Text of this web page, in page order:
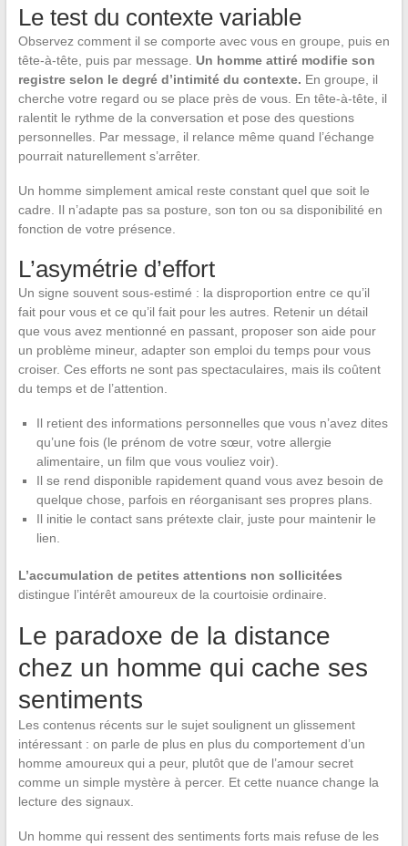
Le test du contexte variable
Observez comment il se comporte avec vous en groupe, puis en
tête-à-tête, puis par message. Un homme attiré modifie son
registre selon le degré d’intimité du contexte. En groupe, il
cherche votre regard ou se place près de vous. En tête-à-tête, il
ralentit le rythme de la conversation et pose des questions
personnelles. Par message, il relance même quand l’échange
pourrait naturellement s’arrêter.
Un homme simplement amical reste constant quel que soit le
cadre. Il n’adapte pas sa posture, son ton ou sa disponibilité en
fonction de votre présence.
L’asymétrie d’effort
Un signe souvent sous-estimé : la disproportion entre ce qu’il
fait pour vous et ce qu’il fait pour les autres. Retenir un détail
que vous avez mentionné en passant, proposer son aide pour
un problème mineur, adapter son emploi du temps pour vous
croiser. Ces efforts ne sont pas spectaculaires, mais ils coûtent
du temps et de l’attention.
Il retient des informations personnelles que vous n’avez dites
qu’une fois (le prénom de votre sœur, votre allergie
alimentaire, un film que vous vouliez voir).
Il se rend disponible rapidement quand vous avez besoin de
quelque chose, parfois en réorganisant ses propres plans.
Il initie le contact sans prétexte clair, juste pour maintenir le
lien.
L’accumulation de petites attentions non sollicitées
distingue l’intérêt amoureux de la courtoisie ordinaire.
Le paradoxe de la distance
chez un homme qui cache ses
sentiments
Les contenus récents sur le sujet soulignent un glissement
intéressant : on parle de plus en plus du comportement d’un
homme amoureux qui a peur, plutôt que de l’amour secret
comme un simple mystère à percer. Et cette nuance change la
lecture des signaux.
Un homme qui ressent des sentiments forts mais refuse de les